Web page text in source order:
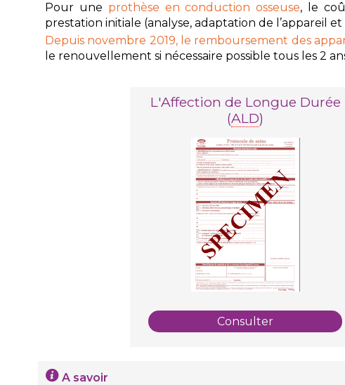
Pour une prothèse en conduction osseuse, le
prestation initiale (analyse, adaptation de l’appareil
Depuis novembre 2019, le remboursement des
le renouvellement si nécessaire possible tous les 2
L'Affection de Longue Durée
(ALD)
Consulter
A savoir